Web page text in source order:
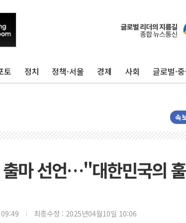
토 정치 정책·서울 경제 사회 글로벌·
속
마 선언…"대한민국의
최종수정 : 2025년04월10일 10:06